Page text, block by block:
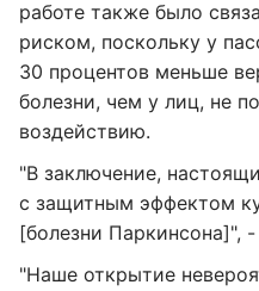
работе также было
риском, поскольку у
30 процентов меньше
болезни, чем у лиц, не
воздействию.
"В заключение,
с защитным эффектом
[болезни Паркинсона]",
"Наше открытие